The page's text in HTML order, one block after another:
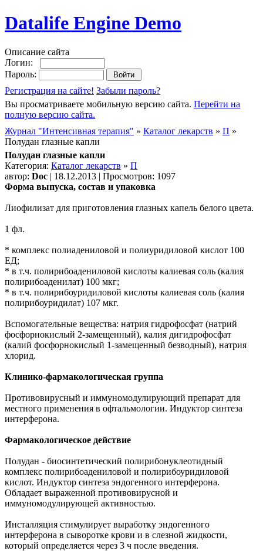
Datalife Engine Demo
Описание сайта
Логин:
Пароль:
Регистрация на сайте! Забыли пароль?
Вы просматриваете мобильную версию сайта. Перейти на
полную версию сайта.
Журнал "Интенсивная терапия" » Каталог лекарств » П »
Полудан глазные капли
Полудан глазные капли
Категория: Каталог лекарств » П
автор: Doc | 18.12.2013 | Просмотров: 1097
Форма выпуска, состав и упаковка
Лиофилизат для приготовления глазных капель белого цвета.
1 фл.
* комплекс полиадениловой и полиуридиловой кислот 100
ЕД;
* в т.ч. полирибоадениловой кислоты калиевая соль (калия
полирибоаденилат) 100 мкг;
* в т.ч. полирибоуридиловой кислоты калиевая соль (калия
полирибоуридилат) 107 мкг.
Вспомогательные вещества: натрия гидрофосфат (натрий
фосфорнокислый 2-замещенный), калия дигидрофосфат
(калий фосфорнокислый 1-замещенный безводный), натрия
хлорид.
Клинико-фармакологическая группа
Противовирусный и иммуномодулирующий препарат для
местного применения в офтальмологии. Индуктор синтеза
интерферона.
Фармакологическое действие
Полудан - биосинтетический полирибонуклеотидный
комплекс полирибоадениловой и полирибоуридиловой
кислот. Индуктор синтеза эндогенного интерферона.
Обладает выраженной противовирусной и
иммуномодулирующей активностью.
Инсталляция стимулирует выработку эндогенного
интерферона в сыворотке крови и в слезной жидкости,
который определяется через 3 ч после введения.